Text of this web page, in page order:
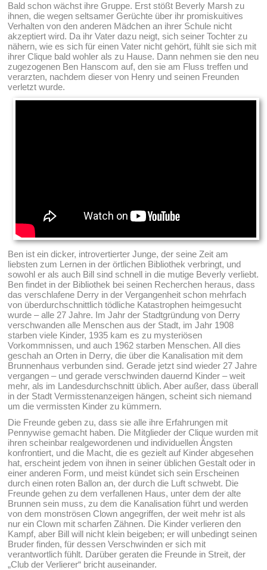
Bald schon wächst ihre Gruppe. Erst stößt Beverly Marsh zu
ihnen, die wegen seltsamer Gerüchte über ihr promiskuitives
Verhalten von den anderen Mädchen an ihrer Schule nicht
akzeptiert wird. Da ihr Vater dazu neigt, sich seiner Tochter zu
nähern, wie es sich für einen Vater nicht gehört, fühlt sie sich mit
ihrer Clique bald wohler als zu Hause. Dann nehmen sie den neu
zugezogenen Ben Hanscom auf, den sie am Fluss treffen und
verarzten, nachdem dieser von Henry und seinen Freunden
verletzt wurde.
Ben ist ein dicker, introvertierter Junge, der seine Zeit am
liebsten zum Lernen in der örtlichen Bibliothek verbringt, und
sowohl er als auch Bill sind schnell in die mutige Beverly verliebt.
Ben findet in der Bibliothek bei seinen Recherchen heraus, dass
das verschlafene Derry in der Vergangenheit schon mehrfach
von überdurchschnittlich tödliche Katastrophen heimgesucht
wurde – alle 27 Jahre. Im Jahr der Stadtgründung von Derry
verschwanden alle Menschen aus der Stadt, im Jahr 1908
starben viele Kinder, 1935 kam es zu mysteriösen
Vorkommnissen, und auch 1962 starben Menschen. All dies
geschah an Orten in Derry, die über die Kanalisation mit dem
Brunnenhaus verbunden sind. Gerade jetzt sind wieder 27 Jahre
vergangen – und gerade verschwinden dauernd Kinder – weit
mehr, als im Landesdurchschnitt üblich. Aber außer, dass überall
in der Stadt Vermisstenanzeigen hängen, scheint sich niemand
um die vermissten Kinder zu kümmern.
Die Freunde geben zu, dass sie alle ihre Erfahrungen mit
Pennywise gemacht haben. Die Mitglieder der Clique wurden mit
ihren scheinbar realgewordenen und individuellen Ängsten
konfrontiert, und die Macht, die es gezielt auf Kinder abgesehen
hat, erscheint jedem von ihnen in seiner üblichen Gestalt oder in
einer anderen Form, und meist kündet sich sein Erscheinen
durch einen roten Ballon an, der durch die Luft schwebt. Die
Freunde gehen zu dem verfallenen Haus, unter dem der alte
Brunnen sein muss, zu dem die Kanalisation führt und werden
von dem monströsen Clown angegriffen, der weit mehr ist als
nur ein Clown mit scharfen Zähnen. Die Kinder verlieren den
Kampf, aber Bill will nicht klein beigeben; er will unbedingt seinen
Bruder finden, für dessen Verschwinden er sich mit
verantwortlich fühlt. Darüber geraten die Freunde in Streit, der
„Club der Verlierer“ bricht auseinander.